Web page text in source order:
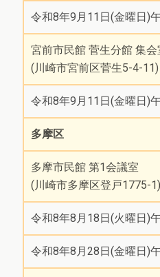
令和8年9月11日(金曜日)
宮前市民館 菅生分館 集会
(川崎市宮前区菅生5-4-11)
令和8年9月11日(金曜日)
多摩区
多摩市民館 第1会議室
(川崎市多摩区登戸1775-1)
令和8年8月18日(火曜日)
令和8年8月28日(金曜日)